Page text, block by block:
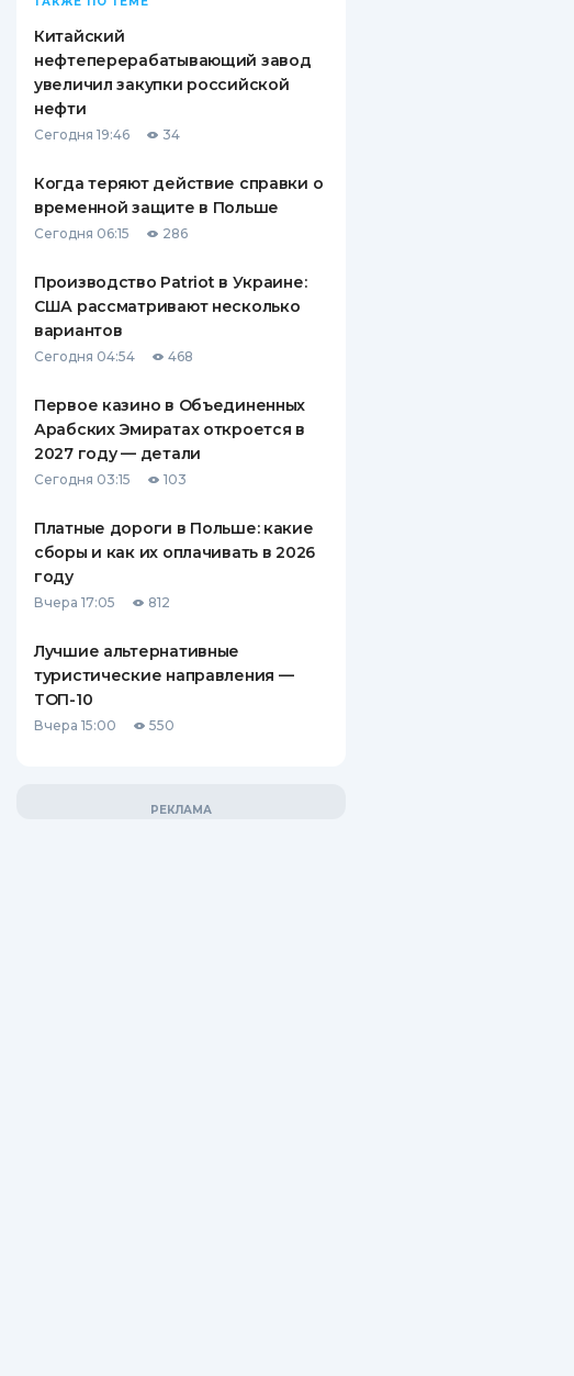
Китайский
нефтеперерабатывающий завод
увеличил закупки российской
нефти
Сегодня 19:46 34
Когда теряют действие справки о
временной защите в Польше
Сегодня 06:15 286
Производство Patriot в Украине:
США рассматривают несколько
вариантов
Сегодня 04:54 468
Первое казино в Объединенных
Арабских Эмиратах откроется в
2027 году — детали
Сегодня 03:15 103
Платные дороги в Польше: какие
сборы и как их оплачивать в 2026
году
Вчера 17:05 812
Лучшие альтернативные
туристические направления —
ТОП-10
Вчера 15:00 550